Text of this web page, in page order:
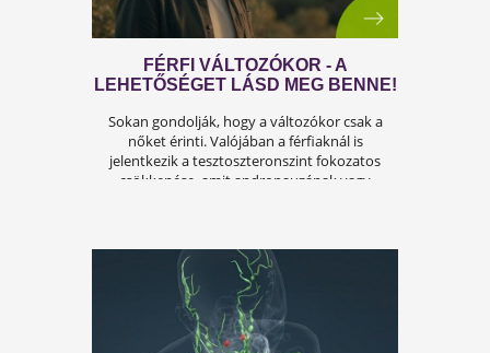
ÍGY KERÜLD EL AZ
ISKOLAKEZDÉSI ŐRÜLETET!
átállás. Ugyanakkor lehet jól csinálni!
Olvass tovább a tippekért!